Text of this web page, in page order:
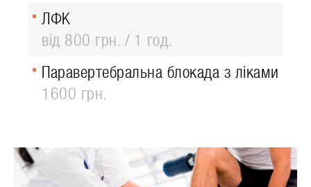
ЛФК
від 800 грн.
1 год.
Паравертебральна блокада з ліками
1600 грн.